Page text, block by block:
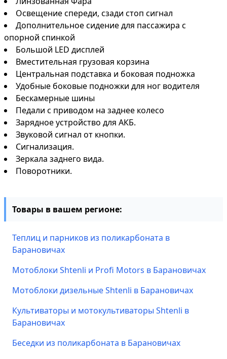
Освещение спереди, сзади стоп сигнал
Дополнительное сидение для пассажира с
опорной спинкой
Большой LED дисплей
Вместительная грузовая корзина
Центральная подставка и боковая подножка
Удобные боковые подножки для ног водителя
Бескамерные шины
Педали с приводом на заднее колесо
Зарядное устройство для АКБ.
Звуковой сигнал от кнопки.
Сигнализация.
Зеркала заднего вида.
Поворотники.
Товары в вашем регионе:
Теплиц и парников из поликарбоната в
Барановичах
Мотоблоки Shtenli и Profi Motors в Барановичах
Мотоблоки дизельные Shtenli в Барановичах
Культиваторы и мотокультиваторы Shtenli в
Барановичах
Беседки из поликарбоната в Барановичах